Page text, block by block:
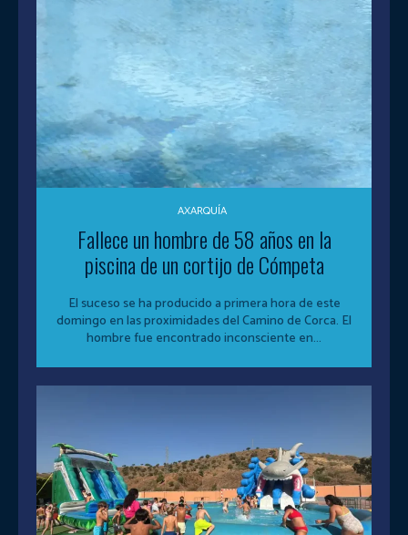
AXARQUÍA
Fallece un hombre de 58 años en la
piscina de un cortijo de Cómpeta
El suceso se ha producido a primera hora de este
domingo en las proximidades del Camino de Corca. El
hombre fue encontrado inconsciente en...